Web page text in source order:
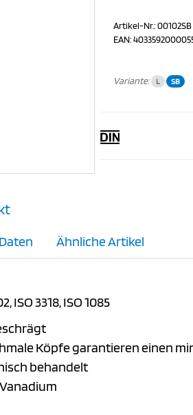
Artikel-Nr.: 00102SB
EAN:
Variante: L SB
Ähnliche Artikel
ISO 3318, ISO 1085
Köpfe garantieren einen
behandelt